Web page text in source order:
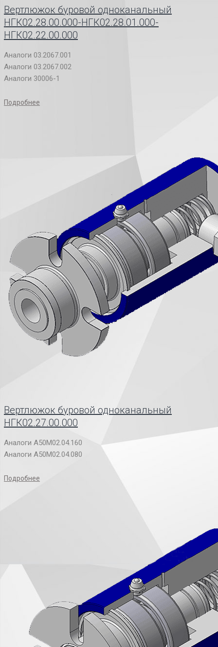
Вертлюжок буровой одноканальный
НГК02.28.00.000-НГК02.28.01.000-
НГК02.22.00.000
Аналоги 03.2067.001
Аналоги 03.2067.002
Аналоги 30006-1
Подробнее
Вертлюжок буровой одноканальный
НГК02.27.00.000
Аналоги А50М02.04.160
Аналоги А50М02.04.080
Подробнее